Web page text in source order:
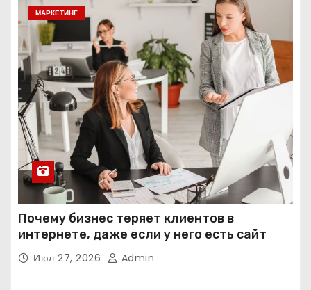
МАРКЕТИНГ
Почему бизнес теряет клиентов в
интернете, даже если у него есть сайт
Июл 27, 2026 Admin